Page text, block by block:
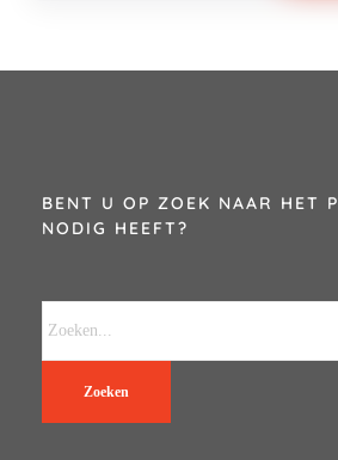
BENT U OP ZOEK NAAR HET
NODIG HEEFT?
Zoeken